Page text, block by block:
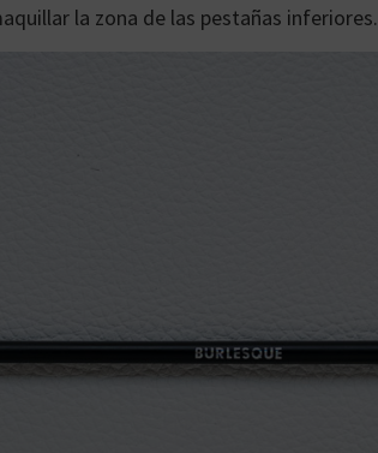
la zona de las pestañas inferiores.